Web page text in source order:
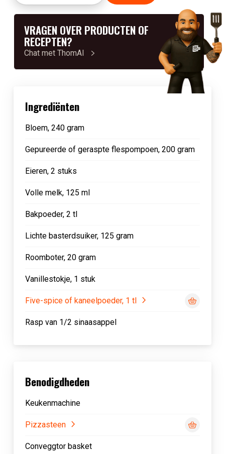
VRAGEN OVER PRODUCTEN OF
RECEPTEN?
Chat met ThomAI
Ingrediënten
Bloem, 240 gram
Gepureerde of geraspte flespompoen, 200 gram
Eieren, 2 stuks
Volle melk, 125 ml
Bakpoeder, 2 tl
Lichte basterdsuiker, 125 gram
Roomboter, 20 gram
Vanillestokje, 1 stuk
Five-spice of kaneelpoeder, 1 tl
Rasp van 1/2 sinaasappel
Benodigdheden
Keukenmachine
Pizzasteen
Conveggtor basket